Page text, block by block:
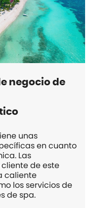
negocio de
unas
en cuanto
Las
de este
caliente
los servicios de
de spa.